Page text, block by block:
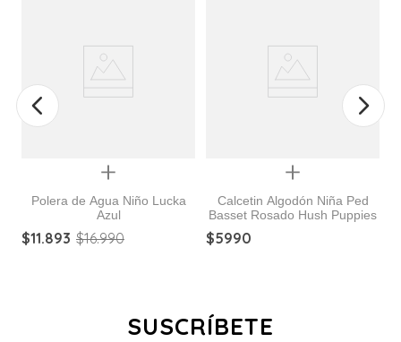
Quickview
Polera de Agua Niño Lucka
Azul
$11.893 $16.990
Quickview
Calcetin Algodón Niña Ped
Basset Rosado Hush Puppies
$5990
SUSCRÍBETE